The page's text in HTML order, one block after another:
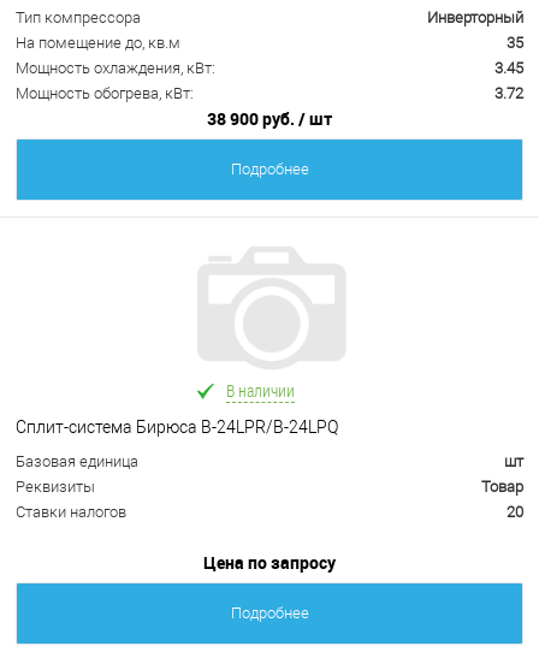
Тип компрессора
Инверторный
На помещение до, кв.м
35
Мощность охлаждения, кВт:
3.45
Мощность обогрева, кВт:
3.72
38 900 руб. / шт
Подробнее
В наличии
Сплит-система Бирюса B-24LPR/B-24LPQ
Базовая единица
шт
Реквизиты
Товар
Ставки налогов
20
Цена по запросу
Подробнее